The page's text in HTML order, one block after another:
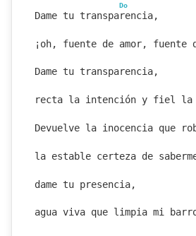
Do
Dame tu transparencia,
¡oh, fuente de amor, fuente
Dame tu transparencia,
recta la intención y fiel la
Devuelve la inocencia que
la estable certeza de
dame tu presencia,
agua viva que limpia mi